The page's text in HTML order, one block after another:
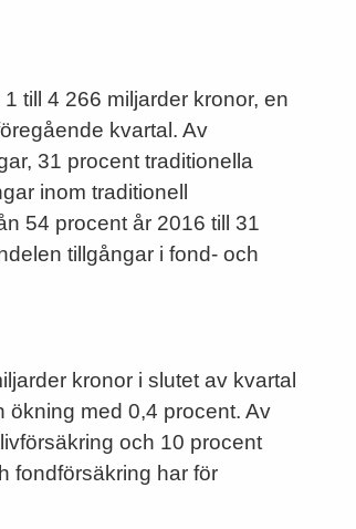
till 4 266 miljarder kronor, en
kvartal. Av
31 procent traditionella
inom traditionell
54 procent år 2016 till 31
tillgångar i fond- och
kronor i slutet av kvartal
ökning med 0,4 procent. Av
och 10 procent
fondförsäkring har för